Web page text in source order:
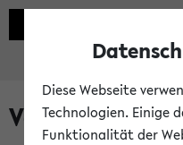
Verlauf
Diese Webseite
Technologien. Einige
Funktionalität der